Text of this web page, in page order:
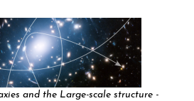
and the Large-scale structure -